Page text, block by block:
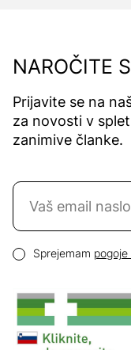
NAROČITE
Prijavite se na
za novosti v
zanimive članke.
Naročite se na
Pogoji zasebnosti
Sprejemam